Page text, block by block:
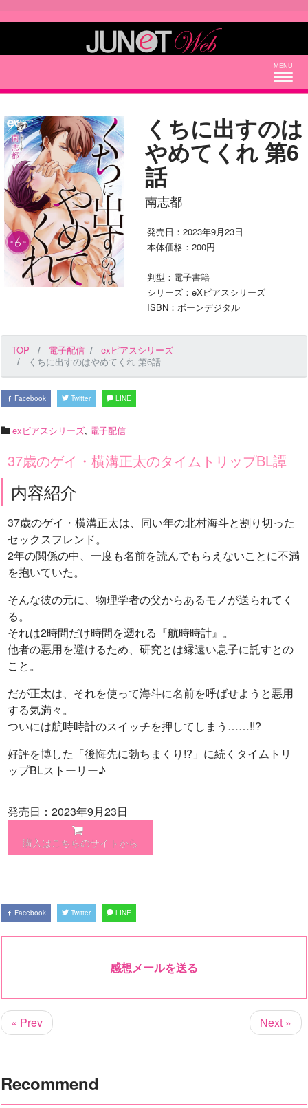
くちに出すのは
やめてくれ 第6
話
南志都
発売日：2023年9月23日
本体価格：200円
判型：電子書籍
シリーズ：eXピアスシリーズ
ISBN：ボーンデジタル
TOP 電子配信
exピアスシリーズ
くちに出すのはやめてくれ 第6話
Facebook Twitter LINE
exピアスシリーズ, 電子配信
37歳のゲイ・横溝正太のタイムトリップBL譚
内容紹介
37歳のゲイ・横溝正太は、同い年の北村海斗と割り切った
セックスフレンド。
2年の関係の中、一度も名前を読んでもらえないことに不満
を抱いていた。
そんな彼の元に、物理学者の父からあるモノが送られてく
る。
それは2時間だけ時間を遡れる『航時時計』。
他者の悪用を避けるため、研究とは縁遠い息子に託すとの
こと。
だが正太は、それを使って海斗に名前を呼ばせようと悪用
する気満々。
ついには航時時計のスイッチを押してしまう……!!?
好評を博した「後悔先に勃ちまくり!?」に続くタイムトリ
ップBLストーリー♪
発売日：2023年9月23日
購入はこちらのサイトから
Facebook Twitter LINE
感想メールを送る
« Prev Next »
Recommend